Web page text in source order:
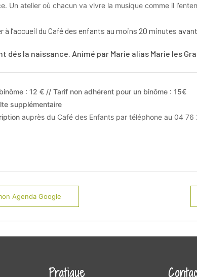
Un atelier où chacun va vivre la musique comme il
à l’accueil du Café des enfants au moins 20 minutes
la naissance. Animé par Marie alias Marie les
: 12 € // Tarif non adhérent pour un binôme : 15€
supplémentaire
auprès du Café des Enfants par téléphone au 04
Agenda Google
Pratique